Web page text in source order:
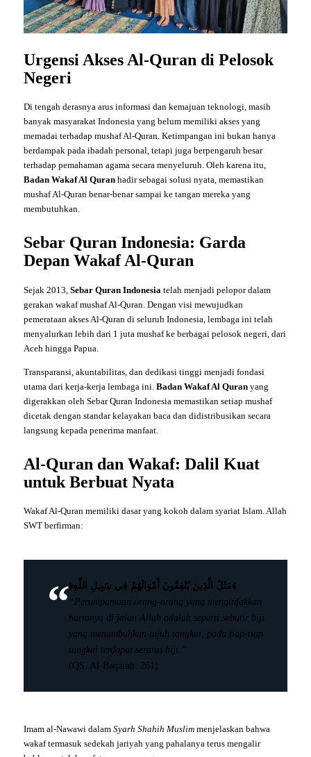
Urgensi Akses Al-Quran di Pelosok
Negeri
Di tengah derasnya arus informasi dan kemajuan teknologi, masih
banyak masyarakat Indonesia yang belum memiliki akses yang
memadai terhadap mushaf Al-Quran. Ketimpangan ini bukan hanya
berdampak pada ibadah personal, tetapi juga berpengaruh besar
terhadap pemahaman agama secara menyeluruh. Oleh karena itu,
Badan Wakaf Al Quranhadir sebagai solusi nyata, memastikan
mushaf Al-Quran benar-benar sampai ke tangan mereka yang
membutuhkan.
Sebar Quran Indonesia: Garda
Depan Wakaf Al-Quran
Sejak 2013, Sebar Quran Indonesia telah menjadi pelopor dalam
gerakan wakaf mushaf Al-Quran. Dengan visi mewujudkan
pemerataan akses Al-Quran di seluruh Indonesia, lembaga ini telah
menyalurkan lebih dari 1 juta mushaf ke berbagai pelosok negeri, dari
Aceh hingga Papua.
Transparansi, akuntabilitas, dan dedikasi tinggi menjadi fondasi
utama dari kerja-kerja lembaga ini. Badan Wakaf Al Quranyang
digerakkan oleh Sebar Quran Indonesia memastikan setiap mushaf
dicetak dengan standar kelayakan baca dan didistribusikan secara
langsung kepada penerima manfaat.
Al-Quran dan Wakaf: Dalil Kuat
untuk Berbuat Nyata
Wakaf Al-Quran memiliki dasar yang kokoh dalam syariat Islam. Allah
SWT berfirman:
﴿مَثَلُ الَّذِينَ يُنْفِقُونَ أَمْوَالَهُمْ فِي سَبِيلِ اللَّهِ﴾
“Perumpamaan orang-orang yang menginfakkan
hartanya di jalan Allah adalah seperti sebutir biji
yang menumbuhkan tujuh tangkai, pada tiap-tiap
tangkai terdapat seratus biji.”
(QS. Al-Baqarah: 261)
Imam al-Nawawi dalam Syarh Shahih Muslimmenjelaskan bahwa
wakaf termasuk sedekah jariyah yang pahalanya terus mengalir